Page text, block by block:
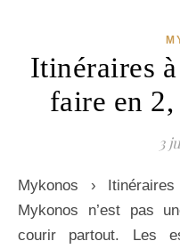
Itinéraires
faire en
3
Mykonos › Itinéraires Guide pratique · Mykonos
Mykonos n’est pas
courir partout. Les